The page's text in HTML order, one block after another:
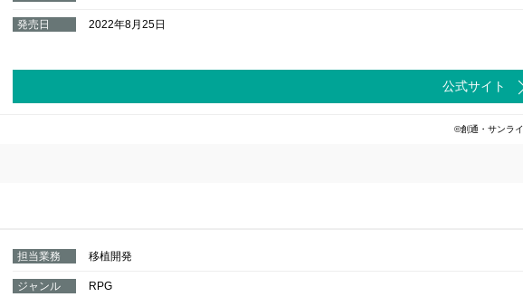
発売日 2022年8月25日
公式サイト
©創通・サンラ
担当業務 移植開発
ジャンル RPG